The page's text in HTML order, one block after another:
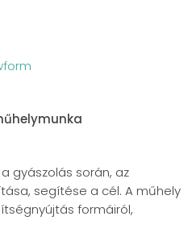
gyászolás során, az
segítése a cél. A műhely
formáiról,